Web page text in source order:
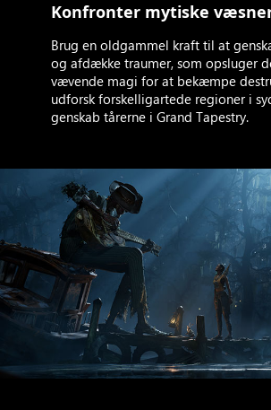
Konfronter mytiske
Brug en oldgammel kraft til at
og afdække traumer, som opsluger
vævende magi for at bekæmpe
udforsk forskelligartede regioner i
genskab tårerne i Grand Tapestry.